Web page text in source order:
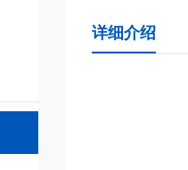
详细介绍